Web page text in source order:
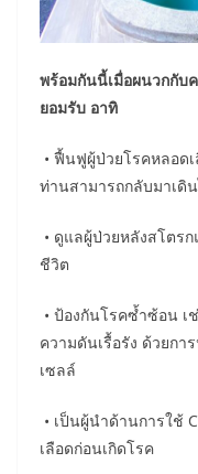
พร้อมกันนี้เมื่อผนวกกับ
ยอมรับ อาทิ
• ฟื้นฟูผู้ป่วยโรคหลอด
ท่านสามารถกลับมาเดิ
• ดูแลผู้ป่วยหลังสโตร
ชีวิต
• ป้องกันโรคซ้ำซ้อน เ
ความดันเรื้อรัง ด้วยกา
เซลล์
• เป็นผู้นำด้านการใช้
เลือดก่อนเกิดโรค